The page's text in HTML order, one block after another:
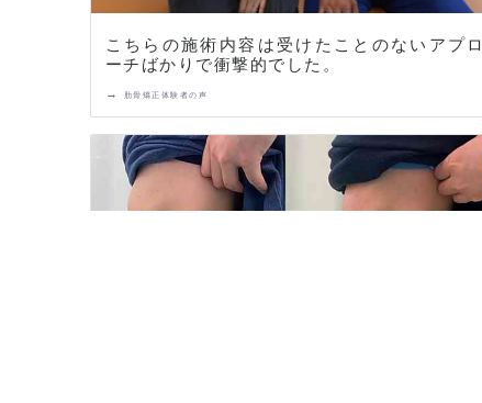
こちらの施術内容は受けたことのないアプロ
ーチばかりで衝撃的でした。
→ 肋骨矯正体験者の声